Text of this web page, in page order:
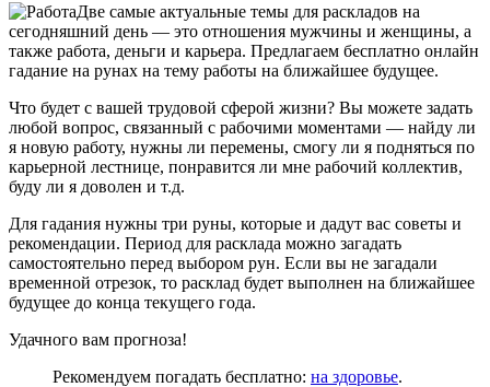
Две самые актуальные темы для раскладов на
сегодняшний день — это отношения мужчины и женщины, а
также работа, деньги и карьера. Предлагаем бесплатно онлайн
гадание на рунах на тему работы на ближайшее будущее.
Что будет с вашей трудовой сферой жизни? Вы можете задать
любой вопрос, связанный с рабочими моментами — найду ли
я новую работу, нужны ли перемены, смогу ли я подняться по
карьерной лестнице, понравится ли мне рабочий коллектив,
буду ли я доволен и т.д.
Для гадания нужны три руны, которые и дадут вас советы и
рекомендации. Период для расклада можно загадать
самостоятельно перед выбором рун. Если вы не загадали
временной отрезок, то расклад будет выполнен на ближайшее
будущее до конца текущего года.
Удачного вам прогноза!
Рекомендуем погадать бесплатно: на здоровье.